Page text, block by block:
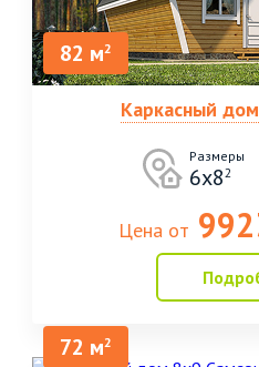
82 м2
Каркасный
Размеры
6х82
Цена от
72 м2